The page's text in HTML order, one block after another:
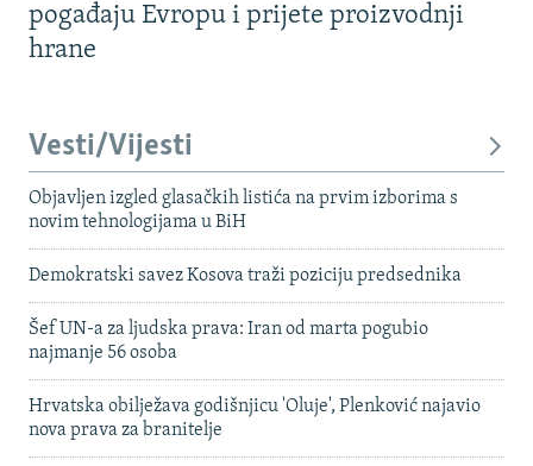
pogađaju Evropu i prijete proizvodnji
hrane
Vesti/Vijesti
Objavljen izgled glasačkih listića na prvim izborima s
novim tehnologijama u BiH
Demokratski savez Kosova traži poziciju predsednika
Šef UN-a za ljudska prava: Iran od marta pogubio
najmanje 56 osoba
Hrvatska obilježava godišnjicu 'Oluje', Plenković najavio
nova prava za branitelje